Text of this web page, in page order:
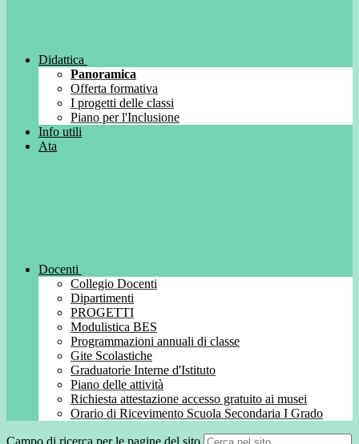
Didattica
Panoramica
Offerta formativa
I progetti delle classi
Piano per l'Inclusione
Info utili
Ata
Docenti
Collegio Docenti
Dipartimenti
PROGETTI
Modulistica BES
Programmazioni annuali di classe
Gite Scolastiche
Graduatorie Interne d'Istituto
Piano delle attività
Richiesta attestazione accesso gratuito ai musei
Orario di Ricevimento Scuola Secondaria I Grado